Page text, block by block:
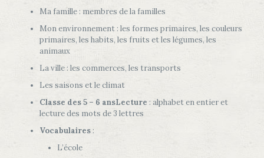
Ma famille : membres de la familles
Mon environnement : les formes primaires, les couleurs
primaires, les habits, les fruits et les légumes, les
animaux
La ville : les commerces, les transports
Les saisons et le climat
Classe des 5 – 6 ansLecture : alphabet en entier et
lecture des mots de 3 lettres
Vocabulaires:
L’école